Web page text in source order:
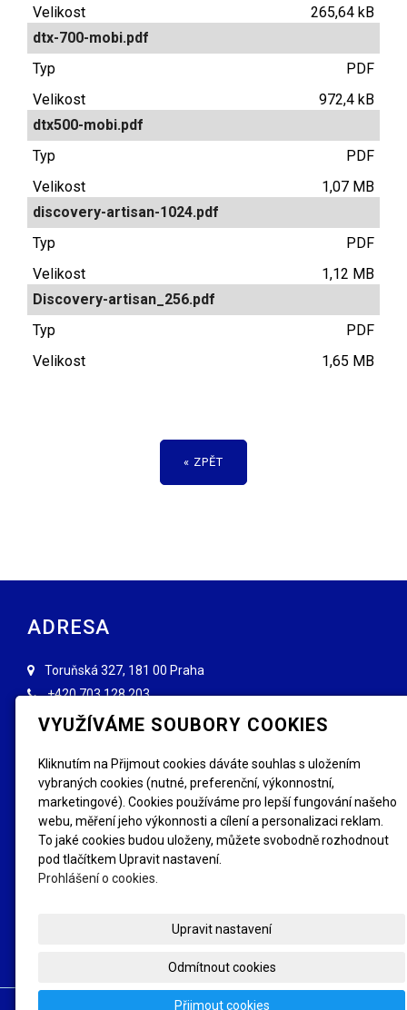
265,64 kB
dtx-700-mobi.pdf
PDF
972,4 kB
dtx500-mobi.pdf
PDF
1,07 MB
discovery-artisan-1024.pdf
PDF
1,12 MB
Discovery-artisan_256.pdf
PDF
1,65 MB
« ZPĚT
ADRESA
Toruňská 327, 181 00 Praha
+420703 128 203
info@forenzniznaceni.cz
Obchodní podmínky
GDPR
FAQ - Nejčastější dotazy
Reklamace, výměna
Kde se letos značí
Fotogalerie
SLEDUJTE NÁS
VYUŽÍVÁME SOUBORY COOKIES
Kliknutím na Přijmout cookies dáváte souhlas s uložením
vybraných cookies (nutné, preferenční, výkonnostní,
marketingové). Cookies používáme pro lepší fungování našeho
webu, měření jeho výkonnosti a cílení a personalizaci reklam.
To jaké cookies budou uloženy, můžete svobodně rozhodnout
pod tlačítkem Upravit nastavení.
Prohlášení o cookies.
Upravit nastavení
Odmítnout cookies
Přijmout cookies